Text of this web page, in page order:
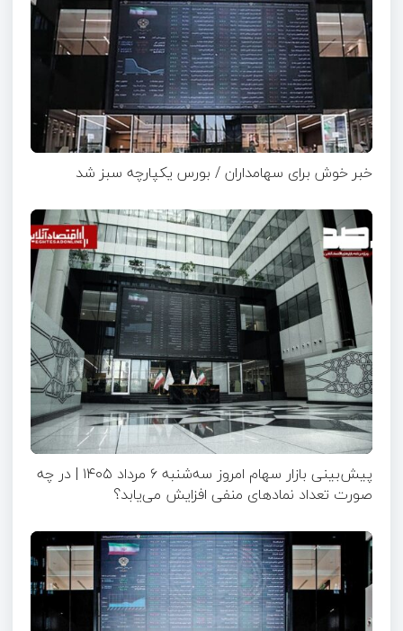
خبر خوش برای سهامداران / بورس یکپارچه سبز شد
پیش‌بینی بازار سهام امروز سه‌شنبه ۶ مرداد ۱۴۰۵ | در چه
صورت تعداد نماد‌های منفی افزایش می‌یابد؟